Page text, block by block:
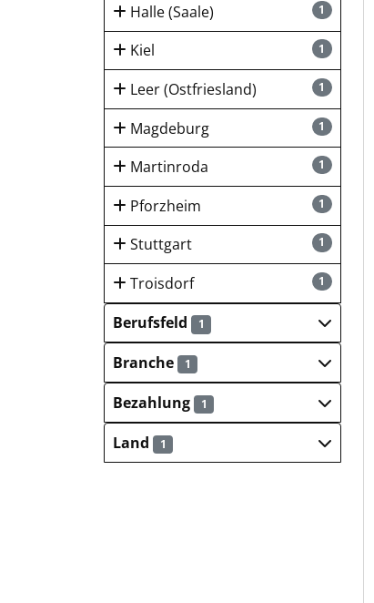
1
Halle (Saale)
1
Kiel
1
Leer (Ostfriesland)
1
Magdeburg
1
Martinroda
1
Pforzheim
1
Stuttgart
1
Troisdorf
Berufsfeld
1
Branche 1
Bezahlung 1
Land 1